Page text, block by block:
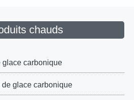
chauds
glace carbonique
glace carbonique